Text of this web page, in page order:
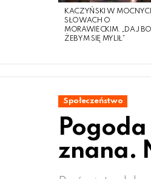
KACZYŃSKI W
SŁOWACH O
MORAWIECKIM. „DAJ
ŻEBYM SIĘ MYLIŁ”
Społeczeństwo
znana.